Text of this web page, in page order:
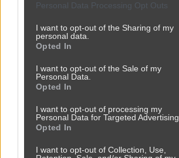
Personal Data Processing Opt Outs
I want to opt-out of the Sharing of my
personal data.
Opted In
I want to opt-out of the Sale of my
Personal Data.
Opted In
I want to opt-out of processing my
Personal Data for Targeted Advertising.
Opted In
I want to opt-out of Collection, Use,